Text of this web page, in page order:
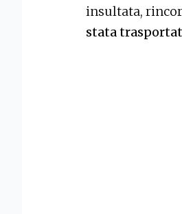
insultata,
stata